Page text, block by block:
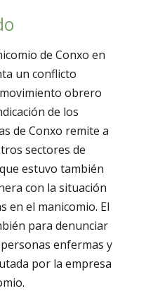
de Conxo en
un conflicto
obrero
de los
de Conxo remite a
sectores de
estuvo también
con la situación
en el manicomio. El
para denunciar
enfermas y
por la empresa